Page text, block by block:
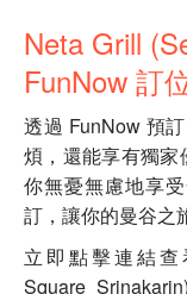
Neta Grill
FunNow 訂
透過 FunNow 預
煩，還能享有獨
你無憂無慮地享
訂，讓你的曼谷之
立即點擊連結查
Square